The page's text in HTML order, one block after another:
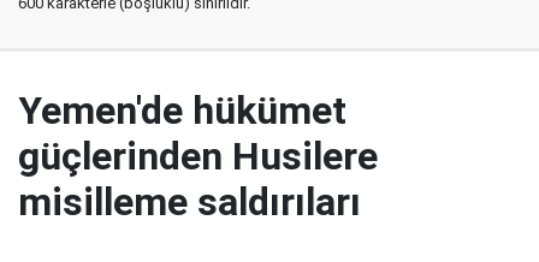
Yemen'de hükümet
güçlerinden Husilere
misilleme saldırıları